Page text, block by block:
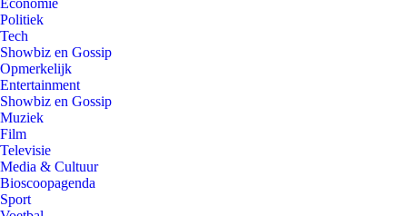
Economie
Politiek
Tech
Showbiz en Gossip
Opmerkelijk
Entertainment
Showbiz en Gossip
Muziek
Film
Televisie
Media & Cultuur
Bioscoopagenda
Sport